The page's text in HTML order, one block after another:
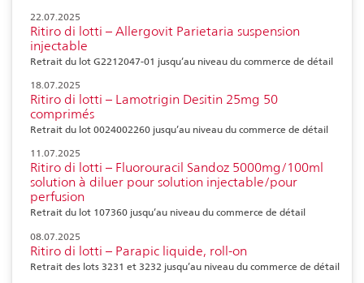
22.07.2025
Ritiro di lotti – Allergovit Parietaria suspension
injectable
Retrait du lot G2212047-01 jusqu’au niveau du commerce de détail
18.07.2025
Ritiro di lotti – Lamotrigin Desitin 25mg 50
comprimés
Retrait du lot 0024002260 jusqu’au niveau du commerce de détail
11.07.2025
Ritiro di lotti – Fluorouracil Sandoz 5000mg/100ml
solution à diluer pour solution injectable/pour
perfusion
Retrait du lot 107360 jusqu’au niveau du commerce de détail
08.07.2025
Ritiro di lotti – Parapic liquide, roll-on
Retrait des lots 3231 et 3232 jusqu’au niveau du commerce de détail